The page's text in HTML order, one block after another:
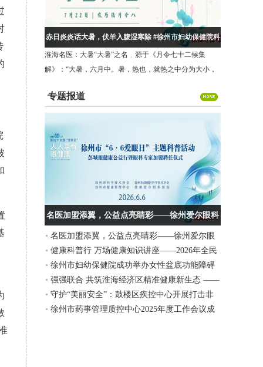
赤日炎炎话大暑，伏羊入腹湿寒除 #徐州市妇幼保健院科
普
淮海名医：大暑“大暑”之名，源于《月令七十二候集
解》：“大暑，六月中。暑，热也，就热之中分为大小，
代表炎热。夏季最热的时段被划
专题报道
名医加盟添翼，公益点亮睛彩——徐州爱尔眼科
医院“6·6爱眼日”主题活动圆满举行
名医加盟添翼，公益点亮睛彩——徐州爱尔眼
科医院“6·6爱眼日”主题活动圆满举行
健康科普行 万场健康知识讲座——2026年全民
营养周暨“5.20”中国学生营养日、大学生体质提
升行动义诊活动在徐州工程学院举行
徐州市妇幼保健院成功举办女性盆底功能障碍
性疾病诊疗新技术、新进展学习班
强强联合 共筑淮海经济区精准健康新生态 ——
上海细胞治疗集团徐州运营中心与徐州美年大
健康签署战略合作协议
守护“美丽安全”：鼓楼区疾控中心开展打击非
法医美宣传活动
徐州市药事管理质控中心2025年度工作会议成